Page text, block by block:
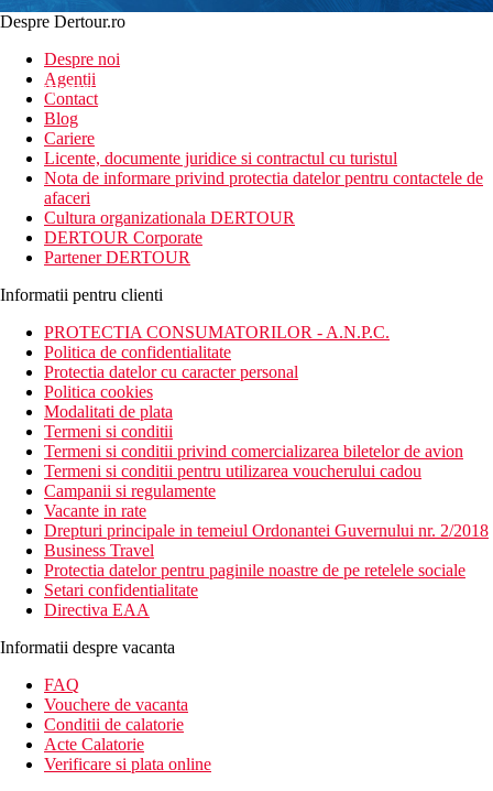
newsletter!
Despre Dertour.ro
Despre noi
Agentii
Contact
Blog
Cariere
Licente, documente juridice si contractul cu turistul
Nota de informare privind protectia datelor pentru contactele de
afaceri
Cultura organizationala DERTOUR
DERTOUR Corporate
Partener DERTOUR
Informatii pentru clienti
PROTECTIA CONSUMATORILOR - A.N.P.C.
Politica de confidentialitate
Protectia datelor cu caracter personal
Politica cookies
Modalitati de plata
Termeni si conditii
Termeni si conditii privind comercializarea biletelor de avion
Termeni si conditii pentru utilizarea voucherului cadou
Campanii si regulamente
Vacante in rate
Drepturi principale in temeiul Ordonantei Guvernului nr. 2/2018
Business Travel
Protectia datelor pentru paginile noastre de pe retelele sociale
Setari confidentialitate
Directiva EAA
Informatii despre vacanta
FAQ
Vouchere de vacanta
Conditii de calatorie
Acte Calatorie
Verificare si plata online